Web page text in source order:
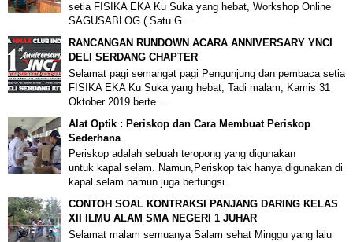
setia FISIKA EKA Ku Suka yang hebat, Workshop Online
SAGUSABLOG ( Satu G...
RANCANGAN RUNDOWN ACARA ANNIVERSARY YNCI
DELI SERDANG CHAPTER
Selamat pagi semangat pagi Pengunjung dan pembaca setia
FISIKA EKA Ku Suka yang hebat, Tadi malam, Kamis 31
Oktober 2019 berte...
Alat Optik : Periskop dan Cara Membuat Periskop
Sederhana
Periskop adalah sebuah teropong yang digunakan
untuk kapal selam. Namun,Periskop tak hanya digunakan di
kapal selam namun juga berfungsi...
CONTOH SOAL KONTRAKSI PANJANG DARING KELAS
XII ILMU ALAM SMA NEGERI 1 JUHAR
Selamat malam semuanya Salam sehat Minggu yang lalu